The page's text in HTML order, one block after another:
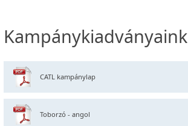
Kampánykiadványaink
CATL kampánylap
Toborzó - angol